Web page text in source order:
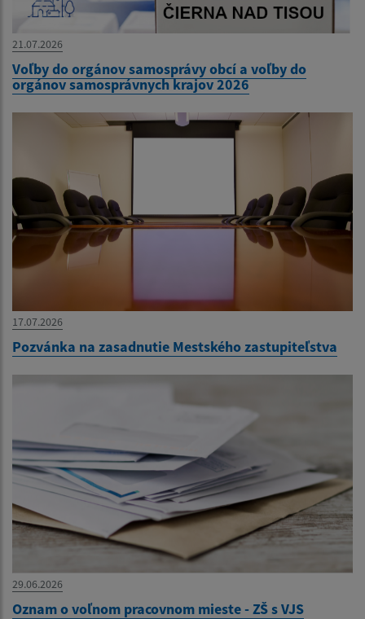
21.07.2026
Voľby do orgánov samosprávy obcí a voľby do
orgánov samosprávnych krajov 2026
17.07.2026
Pozvánka na zasadnutie Mestského zastupiteľstva
29.06.2026
Oznam o voľnom pracovnom mieste - ZŠ s VJS